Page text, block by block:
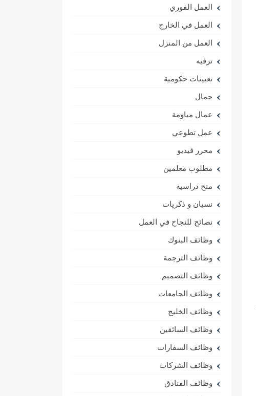
العمل الفوري
العمل في الخارج
العمل من المنزل
ترفيه
تعيينات حكومية
جمال
عمال مياومة
عمل تطوعي
محرر فيديو
مطلوب معلمين
منح دراسية
نسيان و ذكريات
نصائح للنجاح في العمل
وظائف البنوك
وظائف الترجمة
وظائف التصميم
وظائف الجامعات
وظائف الخليج
وظائف السائقين
وظائف السفارات
وظائف الشركات
وظائف الفنادق